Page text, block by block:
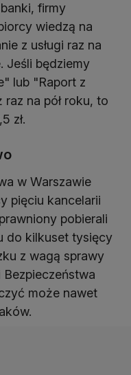
firmy
wiedzą na
z usługi raz na
Jeśli będziemy
lub "Raport z
na pół roku, to
zł.
w Warszawie
pięciu kancelarii
pobierali
do kilkuset tysięcy
z wagą sprawy
może nawet